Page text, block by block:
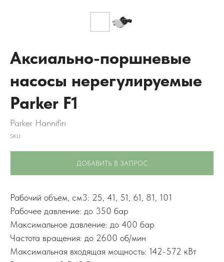
Аксиально-поршневые
насосы нерегулируемые
Parker F1
Parker Hannifin
SKU:
ДОБАВИТЬ В ЗАПРОС
Рабочий объем, см3: 25, 41, 51, 61, 81, 101
Рабочее давление: до 350 бар
Максимальное давление: до 400 бар
Частота вращения: до 2600 об/мин
Максимальная входящая мощность: 142-572 кВт